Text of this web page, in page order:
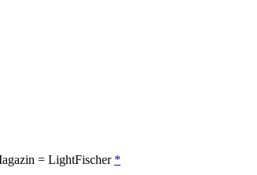
= LightFischer *